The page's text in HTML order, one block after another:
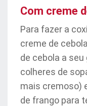
Com creme
Para fazer a
creme de
de cebola a
colheres de
mais cremoso)
de frango para